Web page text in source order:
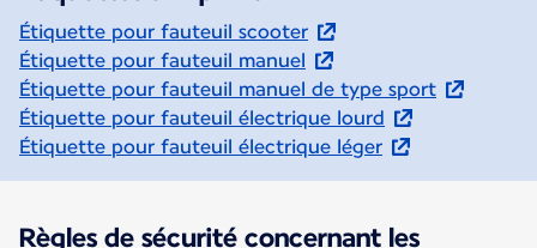
Étiquette pour fauteuil scooter
Étiquette pour fauteuil manuel
Étiquette pour fauteuil manuel de type sport
Étiquette pour fauteuil électrique lourd
Étiquette pour fauteuil électrique léger
Règles de sécurité concernant les